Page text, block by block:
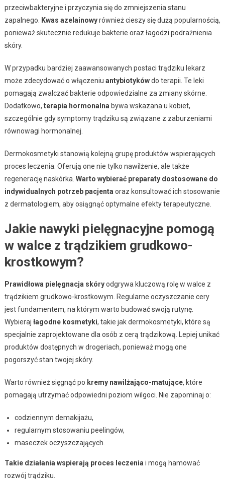
przeciwbakteryjne i przyczynia się do zmniejszenia stanu
zapalnego. Kwas azelainowyrównież cieszy się dużą popularnością,
ponieważ skutecznie redukuje bakterie oraz łagodzi podrażnienia
skóry.
W przypadku bardziej zaawansowanych postaci trądziku lekarz
może zdecydować o włączeniu antybiotykówdo terapii. Te leki
pomagają zwalczać bakterie odpowiedzialne za zmiany skórne.
Dodatkowo, terapia hormonalnabywa wskazana u kobiet,
szczególnie gdy symptomy trądziku są związane z zaburzeniami
równowagi hormonalnej.
Dermokosmetyki stanowią kolejną grupę produktów wspierających
proces leczenia. Oferują one nie tylko nawilżenie, ale także
regenerację naskórka. Warto wybierać preparaty dostosowane do
indywidualnych potrzeb pacjentaoraz konsultować ich stosowanie
z dermatologiem, aby osiągnąć optymalne efekty terapeutyczne.
Jakie nawyki pielęgnacyjne pomogą
w walce z trądzikiem grudkowo-
krostkowym?
Prawidłowa pielęgnacja skóryodgrywa kluczową rolę w walce z
trądzikiem grudkowo-krostkowym. Regularne oczyszczanie cery
jest fundamentem, na którym warto budować swoją rutynę.
Wybieraj łagodne kosmetyki, takie jak dermokosmetyki, które są
specjalnie zaprojektowane dla osób z cerą trądzikową. Lepiej unikać
produktów dostępnych w drogeriach, ponieważ mogą one
pogorszyć stan twojej skóry.
Warto również sięgnąć po kremy nawilżająco-matujące, które
pomagają utrzymać odpowiedni poziom wilgoci. Nie zapominaj o:
codziennym demakijażu,
regularnym stosowaniu peelingów,
maseczek oczyszczających.
Takie działania wspierają proces leczeniai mogą hamować
rozwój trądziku.